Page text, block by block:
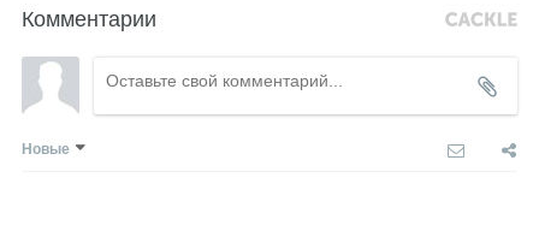
Комментарии
Новые